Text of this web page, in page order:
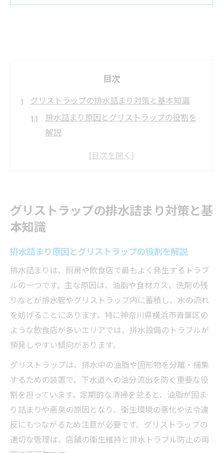
目次
グリストラップの排水詰まり対策と基本知識
排水詰まり原因とグリストラップの役割を
解説
排水詰まり発生時の初期対応と注意点まと
排水詰まりを防ぐ飲食店の清掃ルールの実
排水詰まり予防に役立つ厨房管理のポイン
ト
排水詰まりが原因で起こるトラブルを未然
排水詰まりに強い清掃業者の選び方とは
排水詰まり対策を強化するスタッフ教育の
重要性
青葉区でグリストラップ清掃を成功させるコツ
排水詰まり解消のためのグリストラップ清
グリストラップの排水詰まり対策と基
本知識
排水詰まり原因とグリストラップの役割を解説
排水詰まりは、厨房や飲食店で最もよく発生するトラブ
ルの一つです。主な原因は、油脂や食材カス、洗剤の残
りなどが排水管やグリストラップ内に蓄積し、水の流れ
を妨げることにあります。特に神奈川県横浜市青葉区の
ような飲食店が多いエリアでは、排水設備のトラブルが
頻発しやすい傾向があります。
グリストラップは、排水中の油脂や固形物を分離・捕集
するための装置で、下水道への油分流出を防ぐ重要な役
割を担っています。定期的な清掃を怠ると、油脂が固ま
り詰まりや悪臭の原因となり、衛生環境の悪化や法令違
反にもつながるため注意が必要です。グリストラップの
適切な管理は、店舗の衛生維持と排水トラブル防止の両